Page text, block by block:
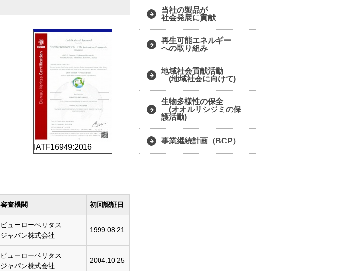
IATF16949:2016
審査機関 初回認証日
ビューローベリタス
ジャパン株式会社
1999.08.21
ビューローベリタス
ジャパン株式会社
2004.10.25
当社の製品が
社会発展に貢献
再生可能エネルギー
への取り組み
地域社会貢献活動
(地域社会に向けて)
生物多様性の保全
(オオルリシジミの保
護活動)
事業継続計画（BCP）